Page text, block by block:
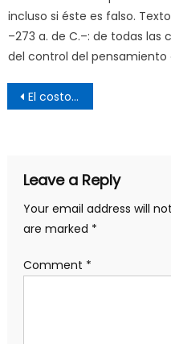
incluso si éste es falso.
–273 a. de C.–: de todas las
del control del pensamiento
Post
navigation
El costoso retorno de la geopolítica
Leave a Reply
Your email address will
are marked *
Comment *